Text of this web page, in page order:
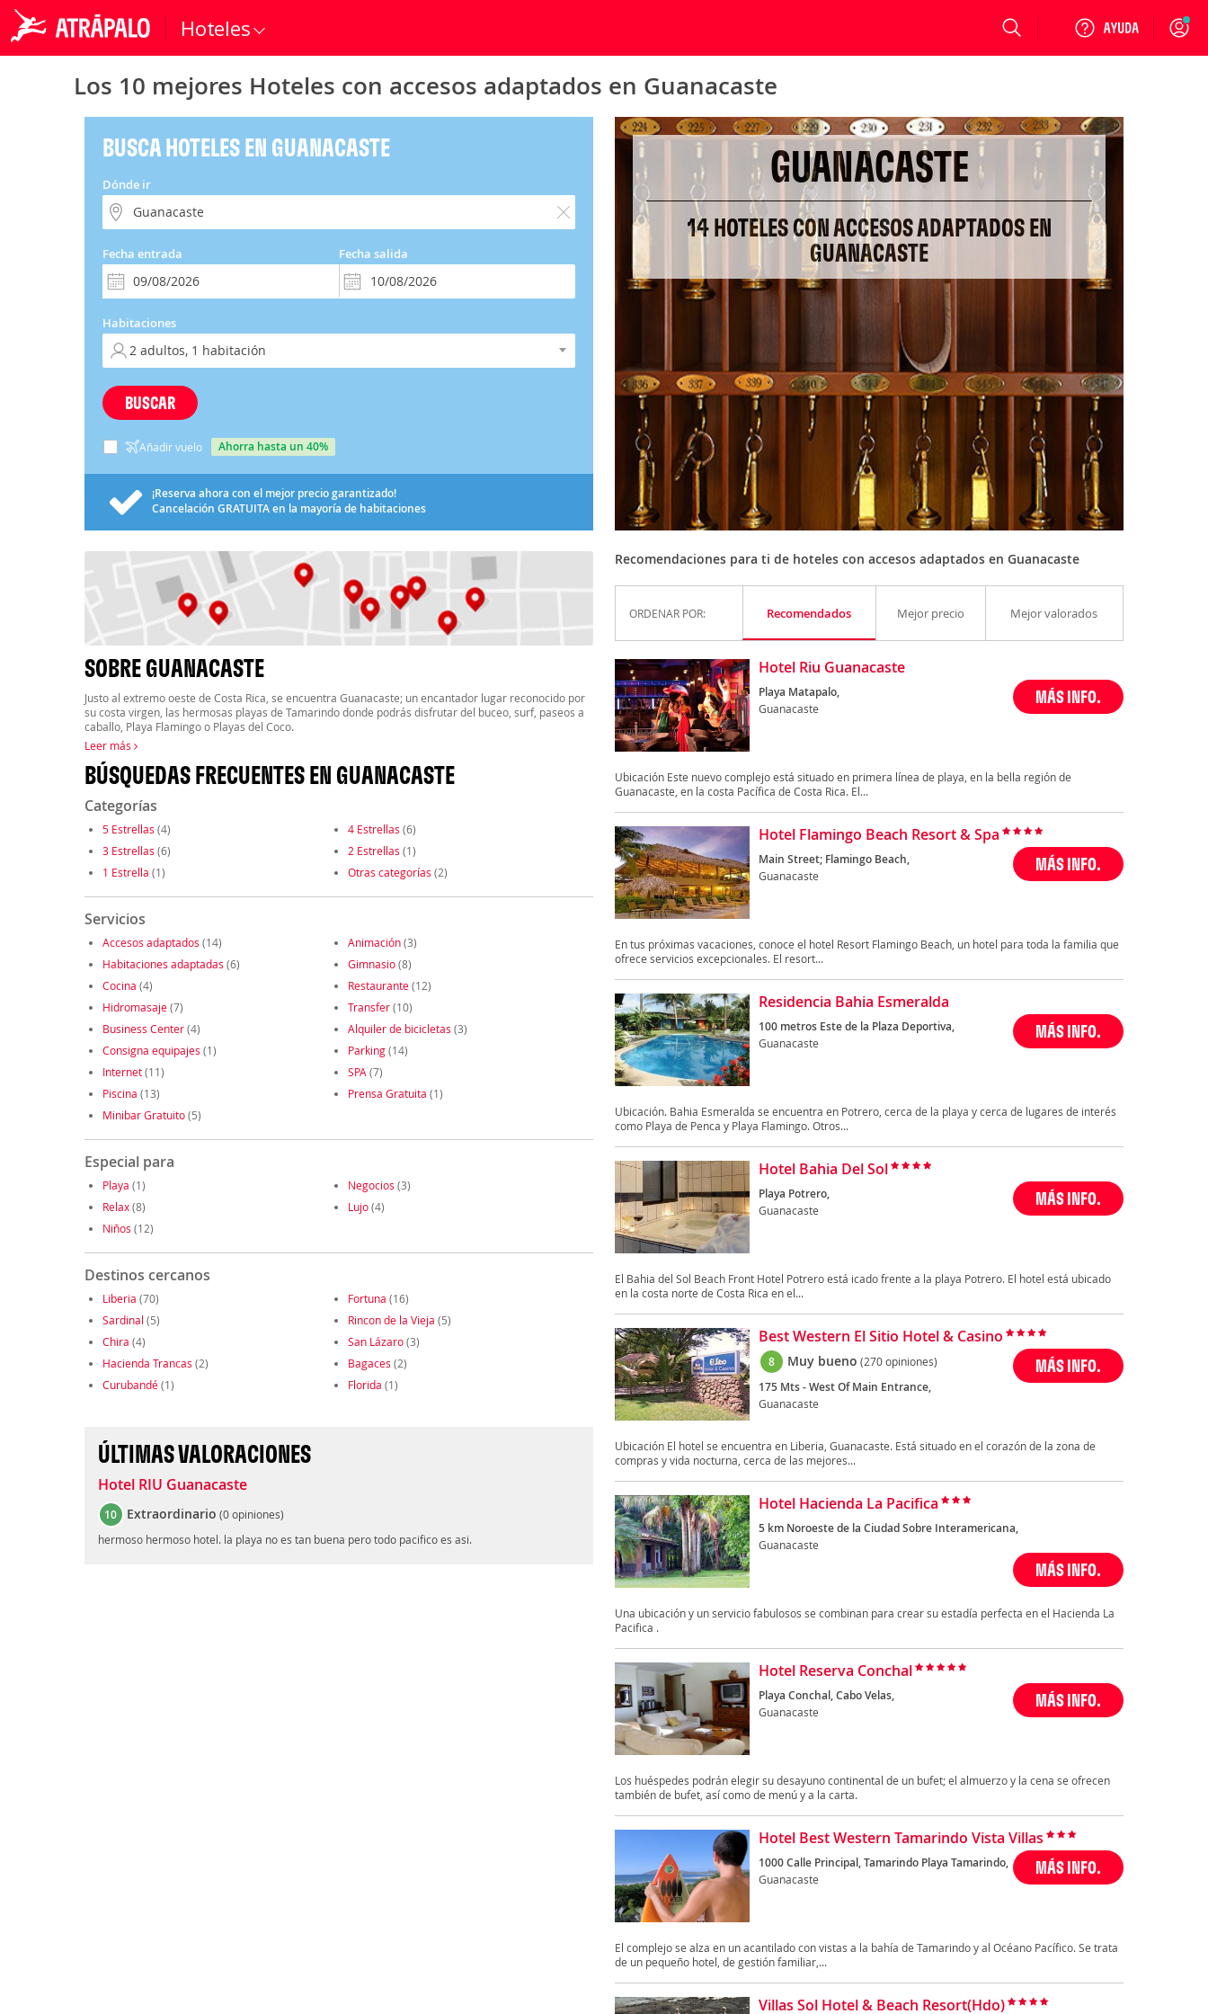
Hoteles Login
Los 10 mejores Hoteles con accesos adaptados en Guanacaste
BUSCA HOTELES EN GUANACASTE
Dónde ir
Fecha entrada Fecha salida
Habitaciones
BUSCAR
Añadir vuelo ahorra hasta un 40%
¡Reserva ahora con el mejor precio garantizado!
Cancelación GRATUITAen la mayoría de habitaciones
SOBRE GUANACASTE
Justo al extremo oeste de Costa Rica, se encuentra Guanacaste; un encantador lugar reconocido por
su costa virgen, las hermosas playas de Tamarindo donde podrás disfrutar del buceo, surf, paseos a
caballo, Playa Flamingo o Playas del Coco.
Leer más
BÚSQUEDAS FRECUENTES EN GUANACASTE
Categorías
5 Estrellas (4) 4 Estrellas (6)
3 Estrellas (6) 2 Estrellas (1)
1 Estrella (1) Otras categorías (2)
Servicios
Accesos adaptados (14) Animación(3)
Habitaciones adaptadas (6) Gimnasio(8)
Cocina (4) Restaurante(12)
Hidromasaje(7) Transfer(10)
Business Center(4) Alquiler de bicicletas (3)
Consigna equipajes (1) Parking(14)
Internet(11) SPA (7)
Piscina (13) Prensa Gratuita (1)
Minibar Gratuito(5)
Especial para
Playa (1) Negocios (3)
Relax(8) Lujo(4)
Niños (12)
Destinos cercanos
Liberia (70) Fortuna (16)
Sardinal (5) Rincon de la Vieja (5)
Chira (4) San Lázaro(3)
Hacienda Trancas (2) Bagaces (2)
Curubandé(1) Florida (1)
ÚLTIMAS VALORACIONES
Hotel RIU Guanacaste
10 Extraordinario (0 opiniones)
hermoso hermoso hotel. la playa no es tan buena pero todo pacifico es asi.
GUANACASTE
14 HOTELES CON ACCESOS ADAPTADOS EN
GUANACASTE
Recomendaciones para ti de hoteles con accesos adaptados en Guanacaste
ORDENAR POR: Recomendados Mejor precio Mejor valorados
Hotel Riu Guanacaste
Playa Matapalo,
Guanacaste
MÁS INFO.
Ubicación Este nuevo complejo está situado en primera línea de playa, en la bella región de
Guanacaste, en la costa Pacífica de Costa Rica. El...
Hotel Flamingo Beach Resort & Spa
Main Street; Flamingo Beach,
Guanacaste
MÁS INFO.
En tus próximas vacaciones, conoce el hotel Resort Flamingo Beach, un hotel para toda la familia que
ofrece servicios excepcionales. El resort...
Residencia Bahia Esmeralda
100 metros Este de la Plaza Deportiva,
Guanacaste
MÁS INFO.
Ubicación. Bahia Esmeralda se encuentra en Potrero, cerca de la playa y cerca de lugares de interés
como Playa de Penca y Playa Flamingo. Otros...
Hotel Bahia Del Sol
Playa Potrero,
Guanacaste
MÁS INFO.
El Bahia del Sol Beach Front Hotel Potrero está icado frente a la playa Potrero. El hotel está ubicado
en la costa norte de Costa Rica en el...
Best Western El Sitio Hotel & Casino
8 Muy bueno (270 opiniones)
175 Mts - West Of Main Entrance,
Guanacaste
MÁS INFO.
Ubicación El hotel se encuentra en Liberia, Guanacaste. Está situado en el corazón de la zona de
compras y vida nocturna, cerca de las mejores...
Hotel Hacienda La Pacifica
5 km Noroeste de la Ciudad Sobre Interamericana,
Guanacaste
MÁS INFO.
Una ubicación y un servicio fabulosos se combinan para crear su estadía perfecta en el Hacienda La
Pacifica .
Hotel Reserva Conchal
Playa Conchal, Cabo Velas,
Guanacaste
MÁS INFO.
Los huéspedes podrán elegir su desayuno continental de un bufet; el almuerzo y la cena se ofrecen
también de bufet, así como de menú y a la carta.
Hotel Best Western Tamarindo Vista Villas
1000 Calle Principal, Tamarindo Playa Tamarindo,
Guanacaste
MÁS INFO.
El complejo se alza en un acantilado con vistas a la bahía de Tamarindo y al Océano Pacífico. Se trata
de un pequeño hotel, de gestión familiar,...
Villas Sol Hotel & Beach Resort(Hdo)